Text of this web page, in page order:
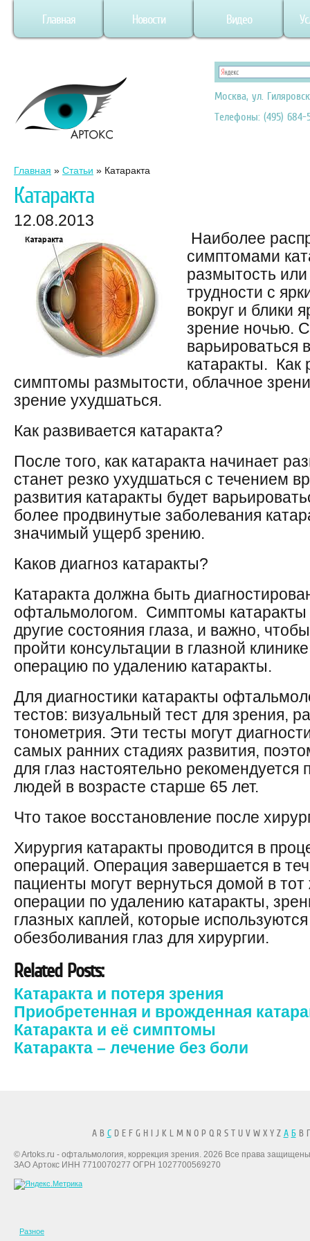
Главная Новости Видео
Москва, ул.
Телефоны: (495) 684-
Главная » Статьи » Катаракта
Катаракта
12.08.2013
Наиболее
симптомами
размытость
трудности с
вокруг и блики
зрение ночью.
варьироваться
катаракты. Как
симптомы размытости, облачное
зрение ухудшаться.
Как развивается катаракта?
После того, как катаракта начинает
станет резко ухудшаться с течением
развития катаракты будет
более продвинутые заболевания
значимый ущерб зрению.
Каков диагноз катаракты?
Катаракта должна быть
офтальмологом. Симптомы катаракты
другие состояния глаза, и важно,
пройти консультации в глазной
операцию по удалению катаракты.
Для диагностики катаракты
тестов: визуальный тест для зрения,
тонометрия. Эти тесты могут
самых ранних стадиях развития,
для глаз настоятельно рекомендуется
людей в возрасте старше 65 лет.
Что такое восстановление после
Хирургия катаракты проводится в
операций. Операция завершается в
пациенты могут вернуться домой в
операции по удалению катаракты,
глазных каплей, которые
обезболивания глаз для хирургии.
Related Posts:
Катаракта и потеря зрения
Приобретенная и врожденная
Катаракта и её симптомы
Катаракта – лечение без боли
A B CD E F G H I J K L M N O P Q R S T U V W X Y Z А БВ
© Artoks.ru - офтальмология, коррекция зрения. 2026 Все права
ЗАО Артокс ИНН 7710070277 ОГРН 1027700569270
Разное